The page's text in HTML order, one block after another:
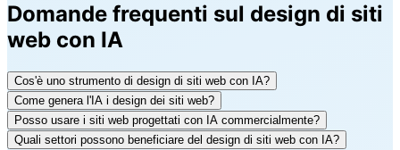
Domande frequenti sul design di siti
web con IA
Cos'è uno strumento di design di siti web con IA?
Come genera l'IA i design dei siti web?
Posso usare i siti web progettati con IA commercialmente?
Quali settori possono beneficiare del design di siti web con IA?